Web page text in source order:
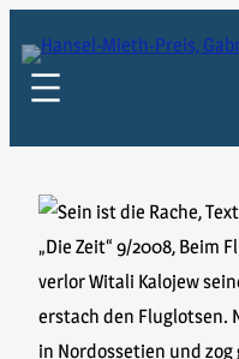
Inhalt
springen